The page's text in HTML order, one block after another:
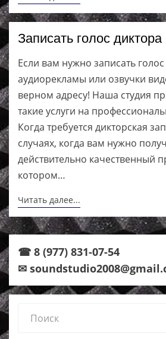
Записать голос диктора
Если вам нужно записать
аудиорекламы или озвучки
верном адресу! Наша студия
такие услуги на
Когда требуется дикторская
случаях, когда вам нужно
действительно качественный
котором…
Читать далее...
☎ 8 (977) 831-07-54
✉
for: